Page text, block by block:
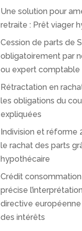
Une solution pour
retraite : Prêt viager
Cession de parts de
obligatoirement par
ou expert comptable
Rétractation en
les obligations du
expliquées
Indivision et réforme
le rachat des parts
hypothécaire
Crédit consommation
précise
directive
des intérêts